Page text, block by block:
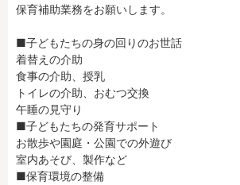
保育補助業務をお願いします。
■子どもたちの身の回りのお世話
着替えの介助
食事の介助、授乳
トイレの介助、おむつ交換
午睡の見守り
■子どもたちの発育サポート
お散歩や園庭・公園での外遊び
室内あそび、製作など
■保育環境の整備
その他施設
特徴
時間固定
残業3時間以内
13時までのお仕事
13時以降スタート
実働5時間以内